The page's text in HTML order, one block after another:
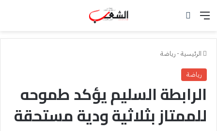
القائمة
الرئيسية - رياضة
رياضة
الرابطة السليم يؤكد طموحه
للممتاز بثلاثية ودية مستحقة